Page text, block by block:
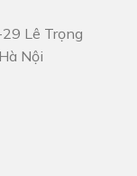
Lê Trọng
Nội